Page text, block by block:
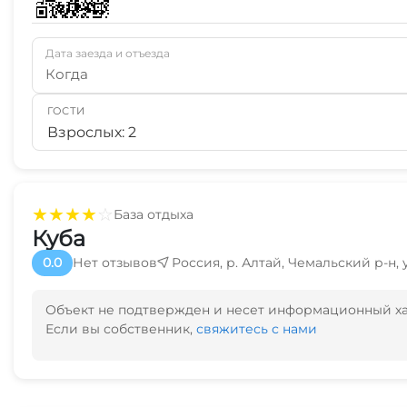
★★★★☆База отдыха
Куба
0.0 Нет отзывов Россия, р. Алтай, Чемальский р-
Объект не подтвержден и несет информационный
Если вы собственник, свяжитесь с нами
Дата заезда и отъезда
Когда
ГОСТИ
Взрослых: 2